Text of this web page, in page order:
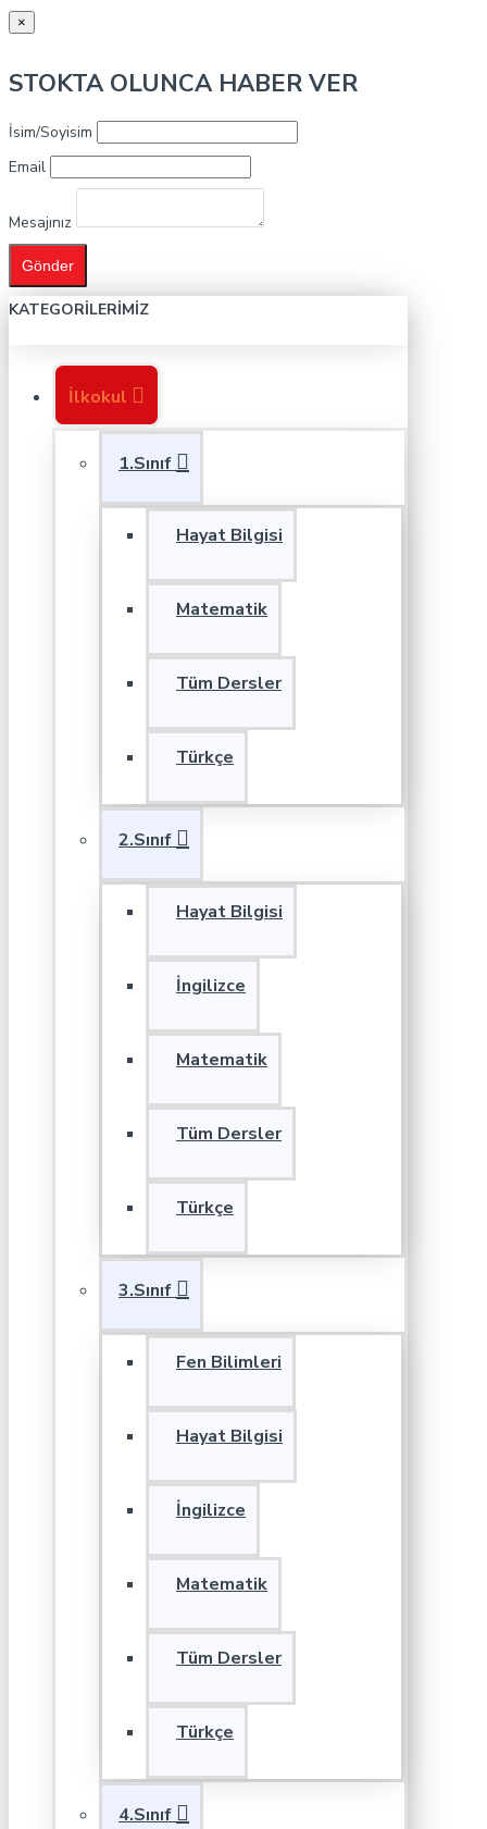
×
STOKTA OLUNCA HABER VER
İsim/Soyisim
Email
Mesajınız
Gönder
KATEGORILERIMIZ
İlkokul
1.Sınıf
Hayat Bilgisi
Matematik
Tüm Dersler
Türkçe
2.Sınıf
Hayat Bilgisi
İngilizce
Matematik
Tüm Dersler
Türkçe
3.Sınıf
Fen Bilimleri
Hayat Bilgisi
İngilizce
Matematik
Tüm Dersler
Türkçe
4.Sınıf